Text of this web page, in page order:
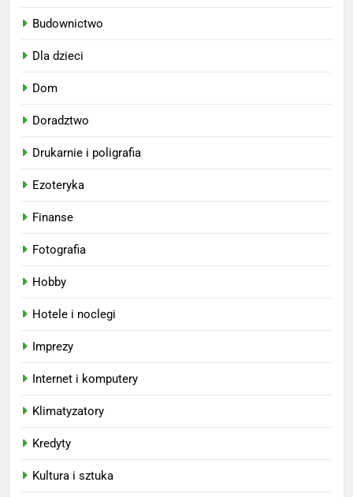
Budownictwo
Dla dzieci
Dom
Doradztwo
Drukarnie i poligrafia
Ezoteryka
Finanse
Fotografia
Hobby
Hotele i noclegi
Imprezy
Internet i komputery
Klimatyzatory
Kredyty
Kultura i sztuka